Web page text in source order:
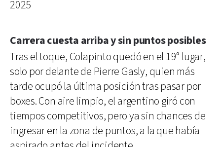
2025
Carrera cuesta arriba y sin puntos posibles
Tras el toque, Colapinto quedó en el 19° lugar,
solo por delante de Pierre Gasly, quien más
tarde ocupó la última posición tras pasar por
boxes. Con aire limpio, el argentino giró con
tiempos competitivos, pero ya sin chances de
ingresar en la zona de puntos, a la que había